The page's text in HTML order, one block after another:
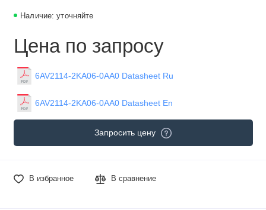
Наличие: уточняйте
Цена по запросу
6AV2114-2KA06-0AA0 Datasheet Ru
6AV2114-2KA06-0AA0 Datasheet En
Запросить цену
В избранное В сравнение